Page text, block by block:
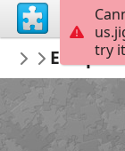
house
try